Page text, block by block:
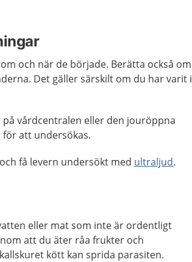
och när de började. Berätta också om
Det gäller särskilt om du har varit i
vårdcentralen eller den jouröppna
för att undersökas.
och få levern undersökt med ultraljud.
eller mat som inte är ordentligt
att du äter råa frukter och
kött kan sprida parasiten.